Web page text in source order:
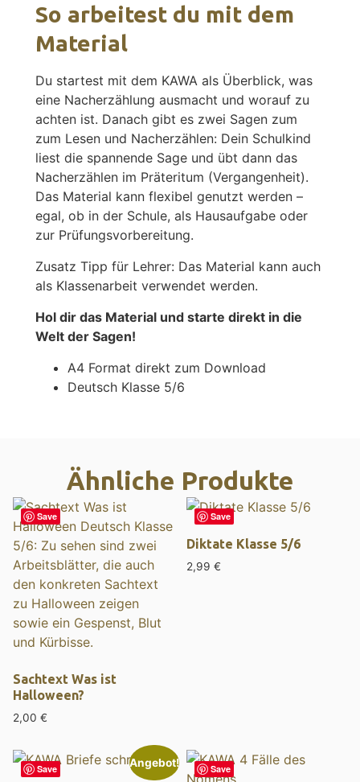
So arbeitest du mit dem
Material
Du startest mit dem KAWA als Überblick, was
eine Nacherzählung ausmacht und worauf zu
achten ist. Danach gibt es zwei Sagen zum
zum Lesen und Nacherzählen: Dein Schulkind
liest die spannende Sage und übt dann das
Nacherzählen im Präteritum (Vergangenheit).
Das Material kann flexibel genutzt werden –
egal, ob in der Schule, als Hausaufgabe oder
zur Prüfungsvorbereitung.
Zusatz Tipp für Lehrer: Das Material kann auch
als Klassenarbeit verwendet werden.
Hol dir das Material und starte direkt in die
Welt der Sagen!
A4 Format direkt zum Download
Deutsch Klasse 5/6
Ähnliche Produkte
Save
Sachtext Was ist
Halloween?
2,00 €
Save
Diktate Klasse 5/6
2,99 €
Save
Angebot!
Save